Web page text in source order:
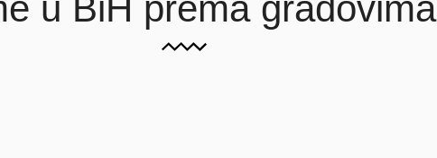
u BiH prema gradovima